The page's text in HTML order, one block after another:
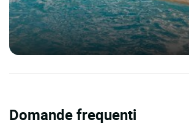
Domande frequenti